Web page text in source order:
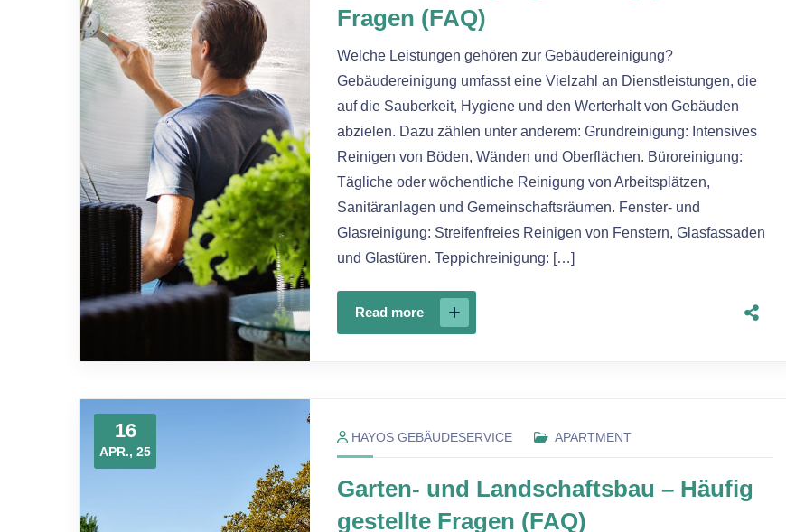
Fragen (FAQ)
Welche Leistungen gehören zur Gebäudereinigung?
Gebäudereinigung umfasst eine Vielzahl an Dienstleistungen, die
auf die Sauberkeit, Hygiene und den Werterhalt von Gebäuden
abzielen. Dazu zählen unter anderem: Grundreinigung: Intensives
Reinigen von Böden, Wänden und Oberflächen. Büroreinigung:
Tägliche oder wöchentliche Reinigung von Arbeitsplätzen,
Sanitäranlagen und Gemeinschaftsräumen. Fenster- und
Glasreinigung: Streifenfreies Reinigen von Fenstern, Glasfassaden
und Glastüren. Teppichreinigung: […]
Read more
16
APR., 25
HAYOS GEBÄUDESERVICE APARTMENT
Garten- und Landschaftsbau – Häufig
gestellte Fragen (FAQ)